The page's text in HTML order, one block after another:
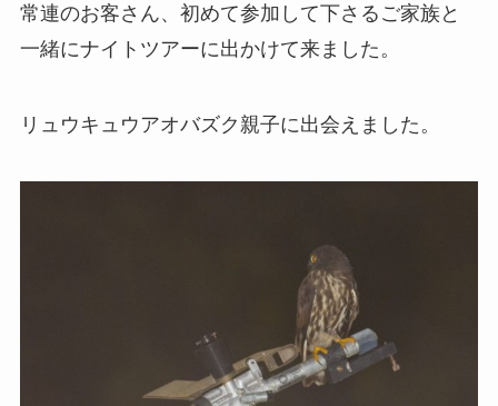
常連のお客さん、初めて参加して下さるご家族と
一緒にナイトツアーに出かけて来ました。
リュウキュウアオバズク親子に出会えました。